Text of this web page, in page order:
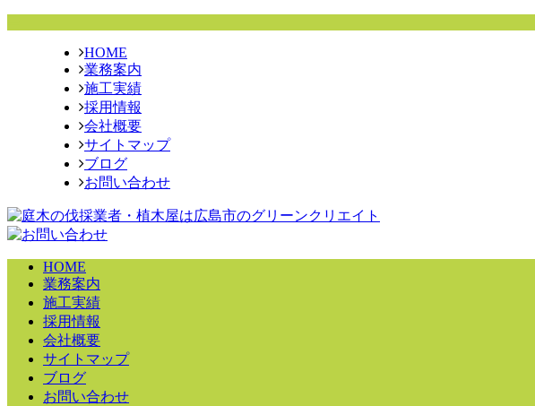
HOME
業務案内
施工実績
採用情報
会社概要
サイトマップ
ブログ
お問い合わせ
HOME
業務案内
施工実績
採用情報
会社概要
サイトマップ
ブログ
お問い合わせ